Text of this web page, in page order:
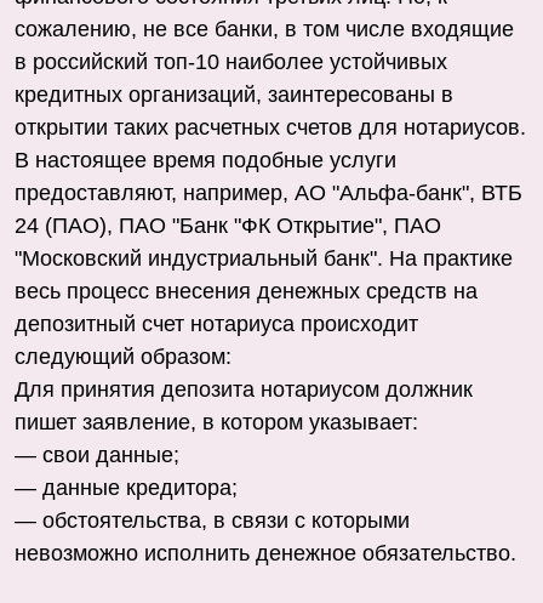
сожалению, не все банки, в том числе входящие
в российский топ-10 наиболее устойчивых
кредитных организаций, заинтересованы в
открытии таких расчетных счетов для нотариусов.
В настоящее время подобные услуги
предоставляют, например, АО "Альфа-банк", ВТБ
24 (ПАО), ПАО "Банк "ФК Открытие", ПАО
"Московский индустриальный банк". На практике
весь процесс внесения денежных средств на
депозитный счет нотариуса происходит
следующий образом:
Для принятия депозита нотариусом должник
пишет заявление, в котором указывает:
— свои данные;
— данные кредитора;
— обстоятельства, в связи с которыми
невозможно исполнить денежное обязательство.